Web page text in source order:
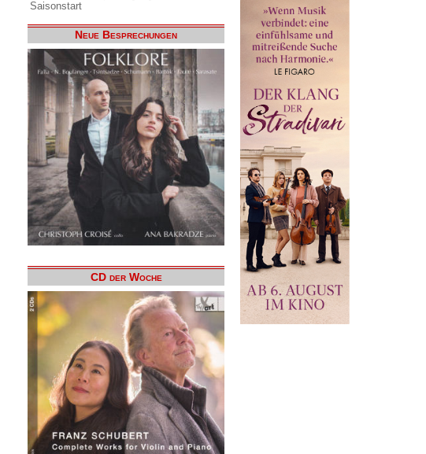
Saisonstart
Neue Besprechungen
CD der Woche